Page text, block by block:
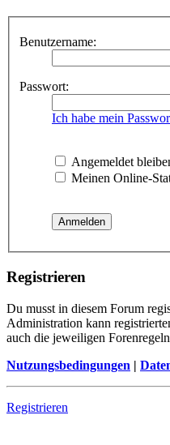
Benutzername:
Passwort:
Ich habe mein
Angemeldet
Meinen Online-
Registrieren
Du musst in diesem Forum
Administration kann
auch die jeweiligen
Nutzungsbedingungen |
Registrieren